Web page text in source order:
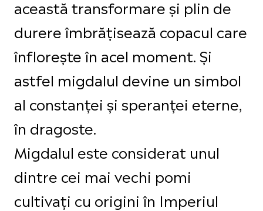
această transformare și plin de
durere îmbrățisează copacul care
înflorește în acel moment. Și
astfel migdalul devine un simbol
al constanței și speranței eterne,
în dragoste.
Migdalul este considerat unul
dintre cei mai vechi pomi
cultivați cu origini în Imperiul